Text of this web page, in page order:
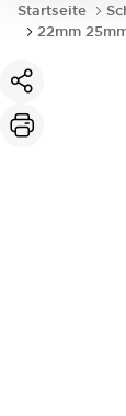
Startseite
22mm